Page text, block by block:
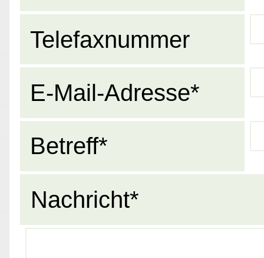
Telefaxnummer
E-Mail-Adresse*
Betreff*
Nachricht*